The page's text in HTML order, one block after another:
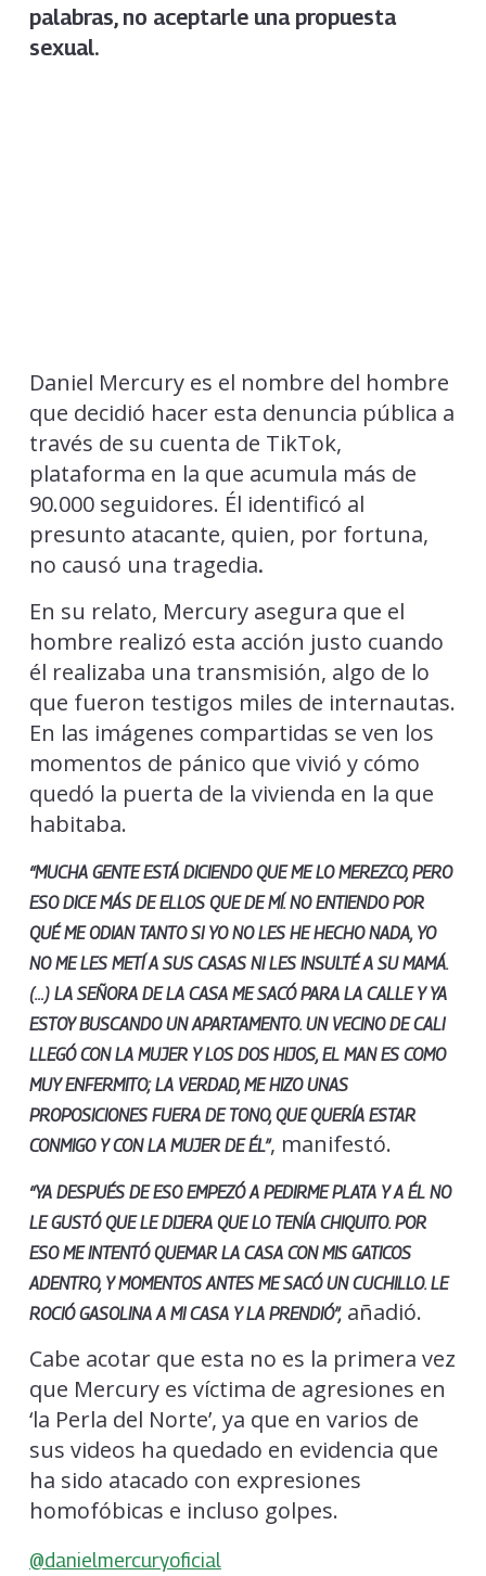
palabras, no aceptarle una propuesta
sexual.
Daniel Mercury es el nombre del hombre
que decidió hacer esta denuncia pública a
través de su cuenta de TikTok,
plataforma en la que acumula más de
90.000 seguidores. Él identificó al
presunto atacante, quien, por fortuna,
no causó una tragedia.
En su relato, Mercury asegura que el
hombre realizó esta acción justo cuando
él realizaba una transmisión, algo de lo
que fueron testigos miles de internautas.
En las imágenes compartidas se ven los
momentos de pánico que vivió y cómo
quedó la puerta de la vivienda en la que
habitaba.
“MUCHA GENTE ESTÁ DICIENDO QUE ME LO MEREZCO, PERO
ESO DICE MÁS DE ELLOS QUE DE MÍ. NO ENTIENDO POR
QUÉ ME ODIAN TANTO SI YO NO LES HE HECHO NADA, YO
NO ME LES METÍ A SUS CASAS NI LES INSULTÉ A SU MAMÁ.
(…) LA SEÑORA DE LA CASA ME SACÓ PARA LA CALLE Y YA
ESTOY BUSCANDO UN APARTAMENTO. UN VECINO DE CALI
LLEGÓ CON LA MUJER Y LOS DOS HIJOS, EL MAN ES COMO
MUY ENFERMITO; LA VERDAD, ME HIZO UNAS
PROPOSICIONES FUERA DE TONO, QUE QUERÍA ESTAR
CONMIGO Y CON LA MUJER DE ÉL”, manifestó.
“YA DESPUÉS DE ESO EMPEZÓ A PEDIRME PLATA Y A ÉL NO
LE GUSTÓ QUE LE DIJERA QUE LO TENÍA CHIQUITO. POR
ESO ME INTENTÓ QUEMAR LA CASA CON MIS GATICOS
ADENTRO, Y MOMENTOS ANTES ME SACÓ UN CUCHILLO. LE
ROCIÓ GASOLINA A MI CASA Y LA PRENDIÓ”,añadió.
Cabe acotar que esta no es la primera vez
que Mercury es víctima de agresiones en
‘la Perla del Norte’, ya que en varios de
sus videos ha quedado en evidencia que
ha sido atacado con expresiones
homofóbicas e incluso golpes.
@danielmercuryoficial